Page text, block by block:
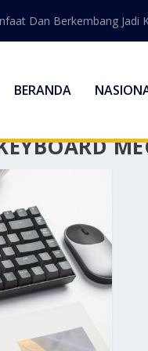
Dan Berkembang Jadi
BERANDA